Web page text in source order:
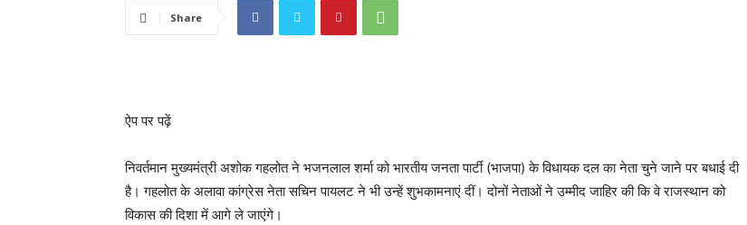
Share
ऐप पर पढ़ें
निवर्तमान मुख्यमंत्री अशोक गहलोत ने भजनलाल शर्मा को भारतीय जनता पार्टी (भाजपा) के विधायक दल का नेता चुने जाने पर बधाई दी
है। गहलोत के अलावा कांग्रेस नेता सचिन पायलट ने भी उन्हें शुभकामनाएं दीं। दोनों नेताओं ने उम्मीद जाहिर की कि वे राजस्थान को
विकास की दिशा में आगे ले जाएंगे।